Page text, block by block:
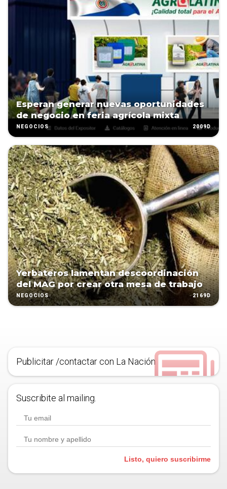
Esperan generar nuevas oportunidades
de negocio en feria agrícola mixta
NEGOCIOS 2009D
Yerbateros lamentan descoordinación
del MAG por crear otra mesa de trabajo
NEGOCIOS 2169D
Publicitar /contactar con La Nación
Suscribite al mailing.
Listo, quiero suscribirme